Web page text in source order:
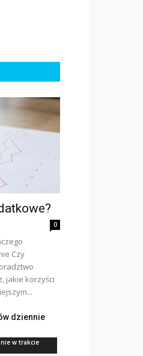
0
Czy
jakie korzyści
dziennie
w trakcie